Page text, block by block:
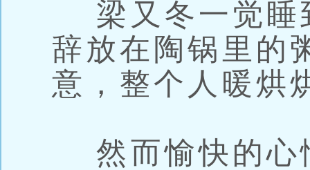
梁又冬一觉睡
辞放在陶锅里的
意，整个人暖烘
然而愉快的心